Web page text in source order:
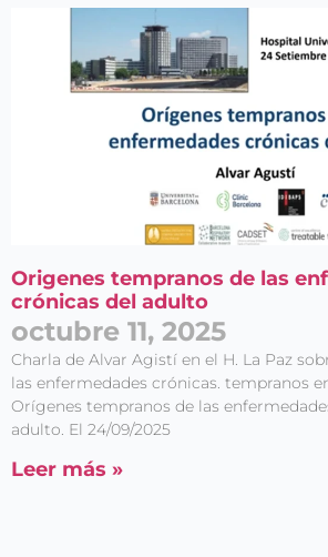
Origenes tempranos de las
crónicas del adulto
octubre 11, 2025
Charla de Alvar Agistí en el H. La Paz
las enfermedades crónicas. tempranos
Orígenes tempranos de las
adulto. El 24/09/2025
Leer más »